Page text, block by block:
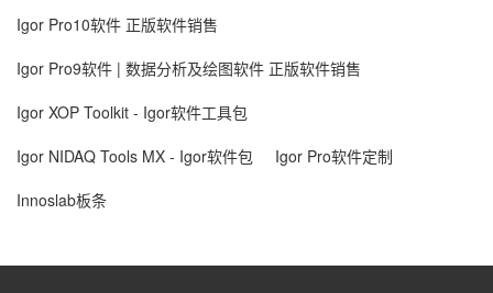
Igor Pro10软件 正版软件销售
Igor Pro9软件 | 数据分析及绘图软件 正版软件销售
Igor XOP Toolkit - Igor软件工具包
Igor NIDAQ Tools MX - Igor软件包
Igor Pro软件定制
Innoslab板条